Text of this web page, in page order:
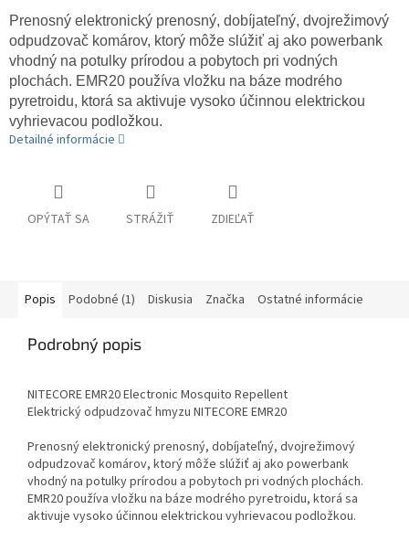
Prenosný elektronický prenosný, dobíjateľný, dvojrežimový
odpudzovač komárov, ktorý môže slúžiť aj ako powerbank
vhodný na potulky prírodou a pobytoch pri vodných
plochách. EMR20 používa vložku na báze modrého
pyretroidu, ktorá sa aktivuje vysoko účinnou elektrickou
vyhrievacou podložkou.
Detailné informácie
OPÝTAŤ SA STRÁŽIŤ ZDIEĽAŤ
Popis Podobné (1) Diskusia Značka Ostatné informácie
Podrobný popis
NITECORE EMR20 Electronic Mosquito Repellent
Elektrický odpudzovač hmyzu NITECORE EMR20
Prenosný elektronický prenosný, dobíjateľný, dvojrežimový
odpudzovač komárov, ktorý môže slúžiť aj ako powerbank
vhodný na potulky prírodou a pobytoch pri vodných plochách.
EMR20 používa vložku na báze modrého pyretroidu, ktorá sa
aktivuje vysoko účinnou elektrickou vyhrievacou podložkou.